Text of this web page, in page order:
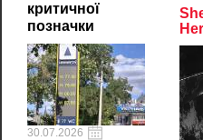
критичної
позначки
30.07.2026